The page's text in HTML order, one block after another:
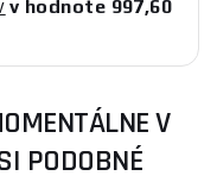
v hodnote 997,60
V
PODOBNÉ